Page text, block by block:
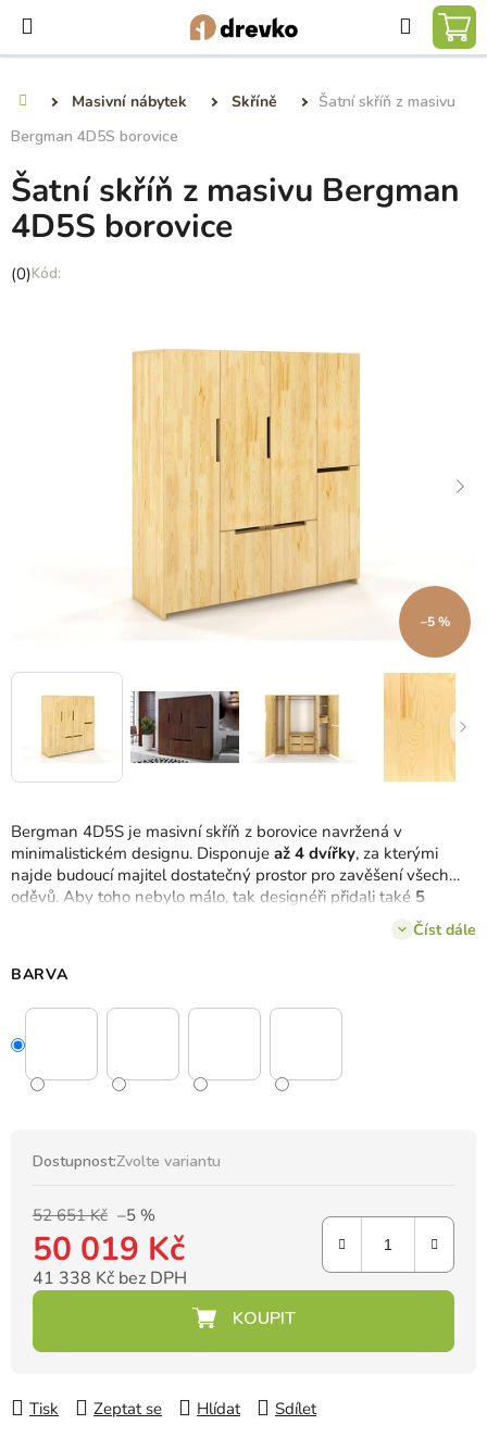
obsah
Hledat
Masivní nábytek Skříně
Šatní skříň z masivu
Bergman 4D5S borovice
Bergman 4D5S je masivní skříň z borovice navržená v
minimalistickém designu. Disponuje až 4 dvířky, za kterými
najde budoucí majitel dostatečný prostor pro zavěšení všech
oděvů. Aby toho nebylo málo, tak designéři přidali také 5
Číst dále
BARVA
Dostupnost:Zvolte variantu
52 651 Kč –5 %
50 019 Kč
41 338 Kč bez DPH
Tisk Zeptat se Hlídat Sdílet
Šatní skříň z masivu Bergman
4D5S borovice
Průměrné
(0)
–5 %